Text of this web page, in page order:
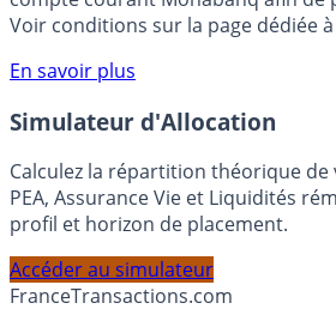
rémunéré Rentabilis. Il n’est pas
Voir conditions sur la page dédiée à
En savoir plus
Simulateur d'Allocation
Calculez la répartition théorique de
profil et horizon de placement.